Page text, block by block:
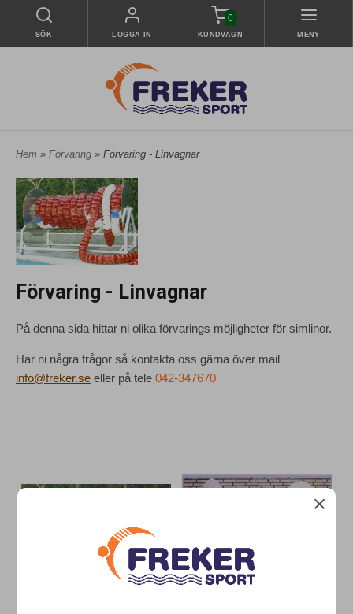
SÖK LOGGA IN
0
KUNDVAGN MENY
Hem » Förvaring » Förvaring - Linvagnar
Förvaring - Linvagnar
På denna sida hittar ni olika förvarings möjligheter för simlinor.
Har ni några frågor så kontakta oss gärna över mail
info@freker.se eller på tele 042-347670